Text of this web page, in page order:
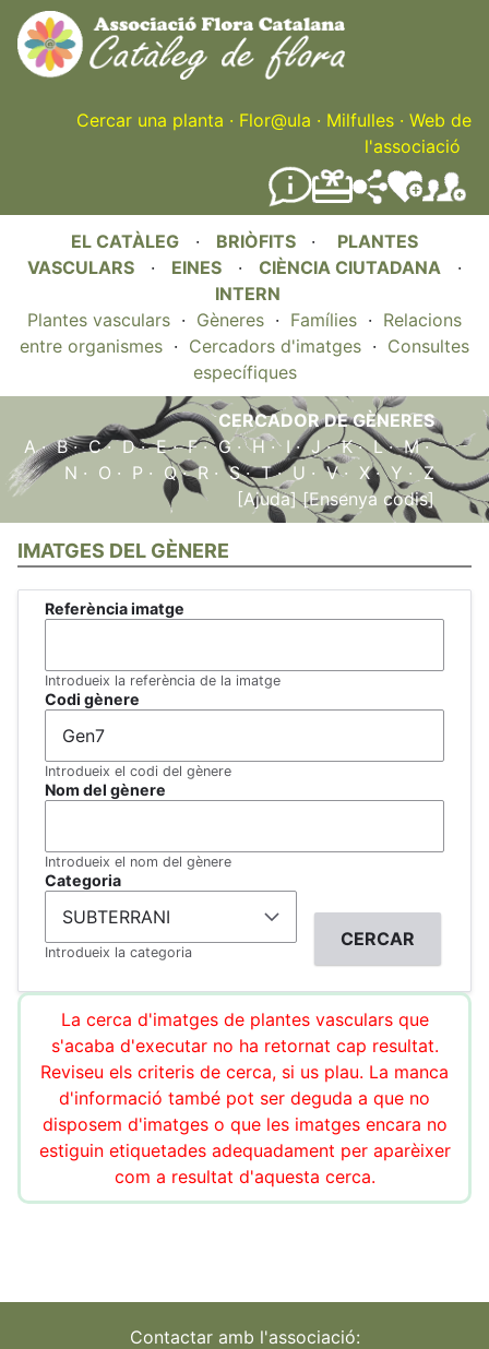
Skip
to
main
content
Cercar una planta · Flor@ula · Milfulles · Web de
l'associació
EL CATÀLEG · BRIÒFITS · PLANTES
VASCULARS · EINES · CIÈNCIA CIUTADANA ·
INTERN
Plantes vasculars · Gèneres · Famílies · Relacions
entre organismes · Cercadors d'imatges · Consultes
específiques
CERCADOR DE GÈNERES
A·B·C·D·E·F·G·H · I·J·K·L·M·
N · O · P · Q·R ·S·T·U ·V· X·Y ·Z
[Ajuda][Ensenya codis]
IMATGES DEL GÈNERE
Referència imatge
Introdueix la referència de la imatge
Codi gènere
Introdueix el codi del gènere
Nom del gènere
Introdueix el nom del gènere
Categoria
Introdueix la categoria
La cerca d'imatges de plantes vasculars que
s'acaba d'executar no ha retornat cap resultat.
Reviseu els criteris de cerca, si us plau. La manca
d'informació també pot ser deguda a que no
disposem d'imatges o que les imatges encara no
estiguin etiquetades adequadament per aparèixer
com a resultat d'aquesta cerca.
Contactar amb l'associació: